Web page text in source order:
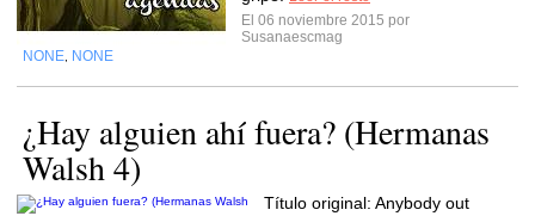
El 06 noviembre 2015 por
Susanaescmag
NONE NONE
¿Hay alguien ahí fuera? (Hermanas
Walsh 4)
Título original: Anybody out